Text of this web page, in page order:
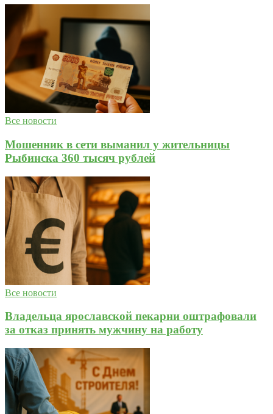
Все новости
Мошенник в сети выманил у жительницы
Рыбинска 360 тысяч рублей
Все новости
Владельца ярославской пекарни оштрафовали
за отказ принять мужчину на работу